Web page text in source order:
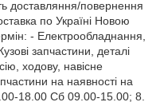
доставляння/повернення
по Україні Новою
- Електрообладнання,
запчастини, деталі
ходову, навісне
на наявності на
18.00 Сб 09.00-15.00; 8.